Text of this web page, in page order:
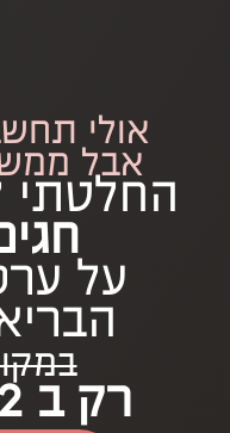
אולי
אבל
החלטתי
על
רק ב 49x12 ש״ח